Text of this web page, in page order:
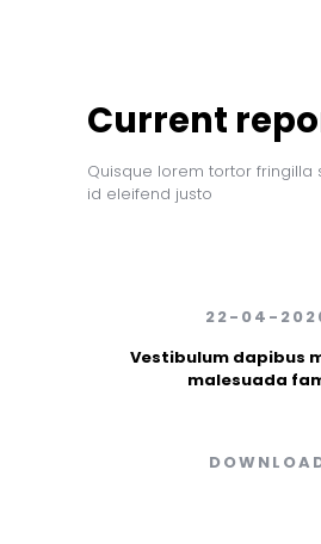
Current
Quisque lorem tortor fringilla
id eleifend justo
22-04-
Vestibulum dapibus
malesuada